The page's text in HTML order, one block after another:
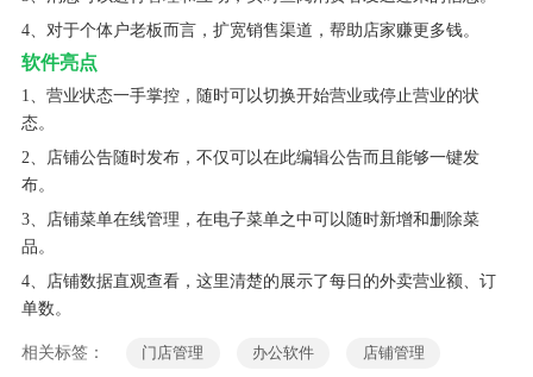
4、对于个体户老板而言，扩宽销售渠道，帮助店家赚更多钱。
软件亮点
1、营业状态一手掌控，随时可以切换开始营业或停止营业的状
态。
2、店铺公告随时发布，不仅可以在此编辑公告而且能够一键发
布。
3、店铺菜单在线管理，在电子菜单之中可以随时新增和删除菜
品。
4、店铺数据直观查看，这里清楚的展示了每日的外卖营业额、订
单数。
相关标签： 门店管理 办公软件 店铺管理